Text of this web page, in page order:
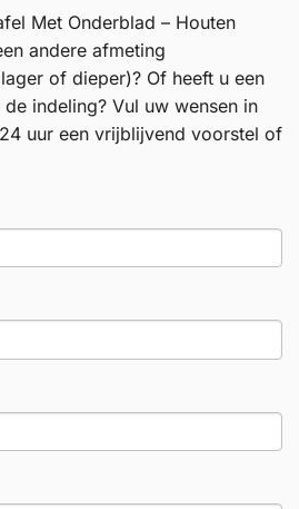
Met Onderblad – Houten
andere afmeting
of dieper)? Of heeft u een
indeling? Vul uw wensen in
uur een vrijblijvend voorstel of